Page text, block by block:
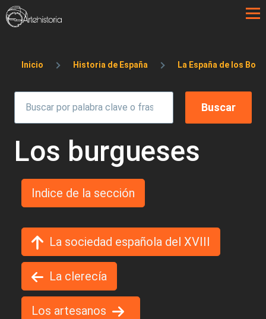
Pasar al contenido principal
Sobrescribir enlaces de ayuda a la
Inicio Historia de España La España de los
Los burgueses
Indice de la sección
La sociedad española del XVIII
La clerecía
Los artesanos